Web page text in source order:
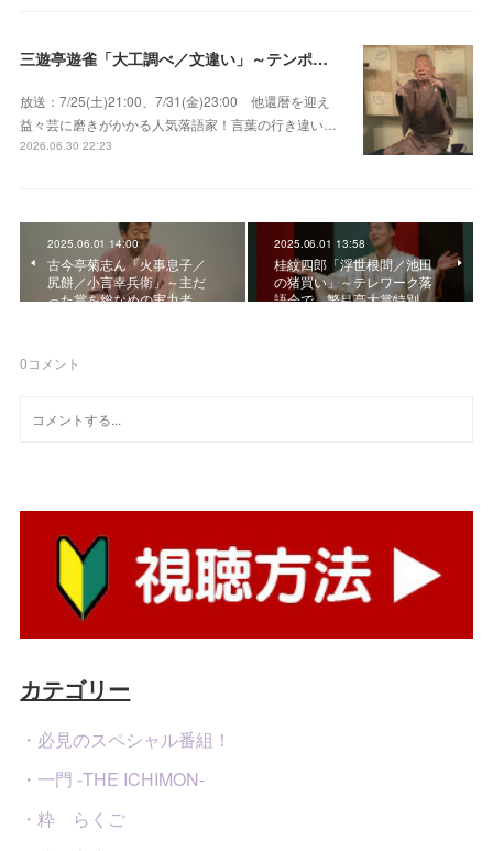
三遊亭遊雀「大工調べ／文違い」～テンポよくたたみかける語り口で人気・実力とも屈指！
放送：7/25(土)21:00、7/31(金)23:00 他還暦を迎え
益々芸に磨きがかかる人気落語家！言葉の行き違い…
2026.06.30 22:23
2025.06.01 14:00
古今亭菊志ん「火事息子／
尻餅／小言幸兵衛」～主だ
った賞を総なめの実力者…
2025.06.01 13:58
桂紋四郎「浮世根問／池田
の猪買い」～テレワーク落
語会で、繁昌亭大賞特別…
0コメント
カテゴリー
・必見のスペシャル番組！
・一門 -THE ICHIMON-
・粋 らくご